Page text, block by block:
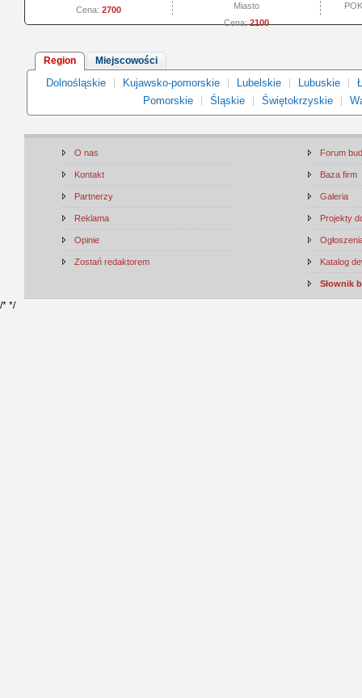
Cena: 2700
Miasto
Cena:2100
Region Miejscowości
Dolnośląskie Kujawsko-pomorskie Lubelskie Lubuskie
Pomorskie
Śląskie Świętokrzyskie
O nas
Kontakt
Partnerzy
Reklama
Opinie
Zostań redaktorem
Forum
Baza firm
Galeria
Projekty
Katalog
Słownik
/* */